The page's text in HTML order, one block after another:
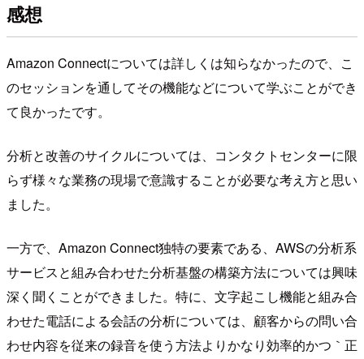
感想
Amazon Connectについては詳しくは知らなかったので、こ
のセッションを通してその機能などについて学ぶことができ
て良かったです。
分析と改善のサイクルについては、コンタクトセンターに限
らず様々な業務の現場で意識することが必要な考え方と思い
ました。
一方で、Amazon Connect独特の要素である、AWSの分析系
サービスと組み合わせた分析基盤の構築方法については興味
深く聞くことができました。特に、文字起こし機能と組み合
わせた電話による会話の分析については、顧客からの問い合
わせ内容を従来の録音を使う方法よりかなり効率的かつ｀正